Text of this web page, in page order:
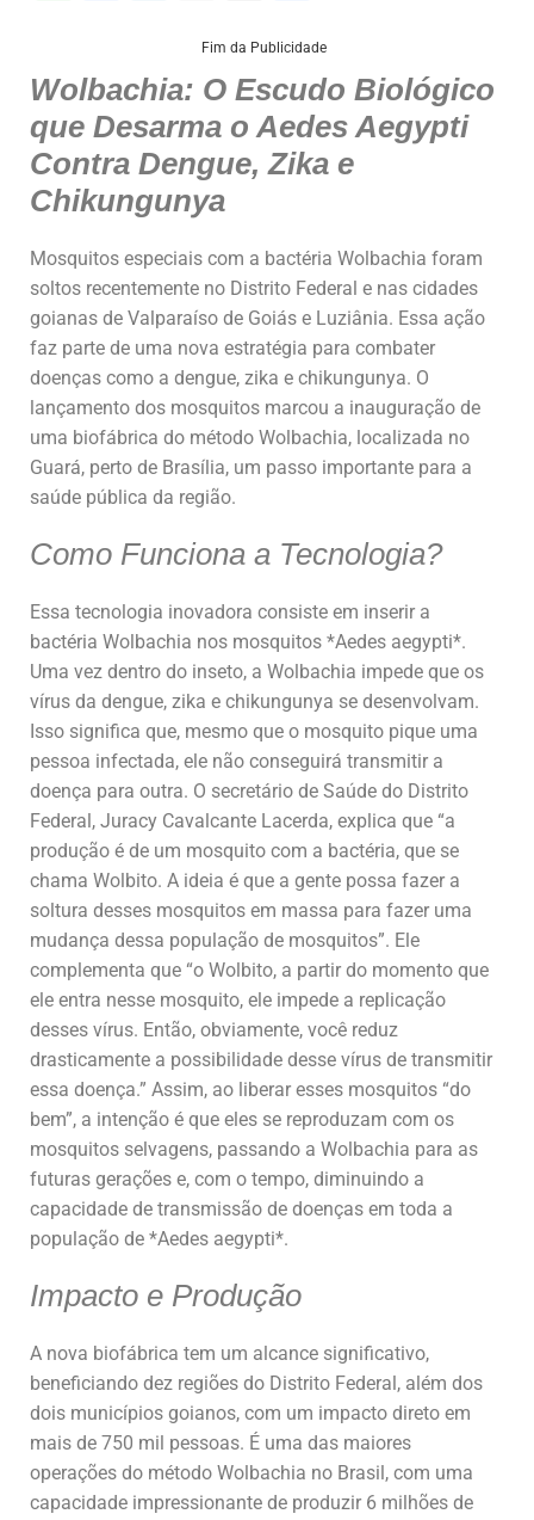
s
A
p
p
e
b
o
o
k
e
dI
n
ai
l
ar
e
Fim da Publicidade
Wolbachia: O Escudo Biológico
que Desarma o Aedes Aegypti
Contra Dengue, Zika e
Chikungunya
Mosquitos especiais com a bactéria Wolbachia foram
soltos recentemente no Distrito Federal e nas cidades
goianas de Valparaíso de Goiás e Luziânia. Essa ação
faz parte de uma nova estratégia para combater
doenças como a dengue, zika e chikungunya. O
lançamento dos mosquitos marcou a inauguração de
uma biofábrica do método Wolbachia, localizada no
Guará, perto de Brasília, um passo importante para a
saúde pública da região.
Como Funciona a Tecnologia?
Essa tecnologia inovadora consiste em inserir a
bactéria Wolbachia nos mosquitos *Aedes aegypti*.
Uma vez dentro do inseto, a Wolbachia impede que os
vírus da dengue, zika e chikungunya se desenvolvam.
Isso significa que, mesmo que o mosquito pique uma
pessoa infectada, ele não conseguirá transmitir a
doença para outra. O secretário de Saúde do Distrito
Federal, Juracy Cavalcante Lacerda, explica que “a
produção é de um mosquito com a bactéria, que se
chama Wolbito. A ideia é que a gente possa fazer a
soltura desses mosquitos em massa para fazer uma
mudança dessa população de mosquitos”. Ele
complementa que “o Wolbito, a partir do momento que
ele entra nesse mosquito, ele impede a replicação
desses vírus. Então, obviamente, você reduz
drasticamente a possibilidade desse vírus de transmitir
essa doença.” Assim, ao liberar esses mosquitos “do
bem”, a intenção é que eles se reproduzam com os
mosquitos selvagens, passando a Wolbachia para as
futuras gerações e, com o tempo, diminuindo a
capacidade de transmissão de doenças em toda a
população de *Aedes aegypti*.
Impacto e Produção
A nova biofábrica tem um alcance significativo,
beneficiando dez regiões do Distrito Federal, além dos
dois municípios goianos, com um impacto direto em
mais de 750 mil pessoas. É uma das maiores
operações do método Wolbachia no Brasil, com uma
capacidade impressionante de produzir 6 milhões de